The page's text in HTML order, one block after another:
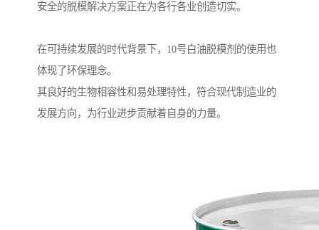
安全的脱模解决方案正在为各行各业创造切实。
在可持续发展的时代背景下，10号白油脱模剂的使用也
体现了环保理念。
其良好的生物相容性和易处理特性，符合现代制造业的
发展方向，为行业进步贡献着自身的力量。